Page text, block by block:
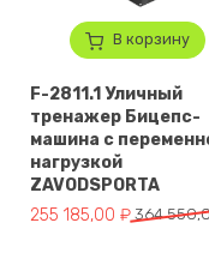
В корзину
F-2811.1 Уличный
тренажер Бицепс-
машина с
нагрузкой
ZAVODSPORTA
364
Первоначальная
255 185,00 ₽
Текущая цена: 255